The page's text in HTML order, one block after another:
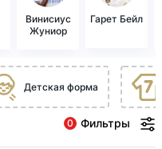
Винисиус
Жуниор
Гарет Бейл
Детская форма
0 Фильтры